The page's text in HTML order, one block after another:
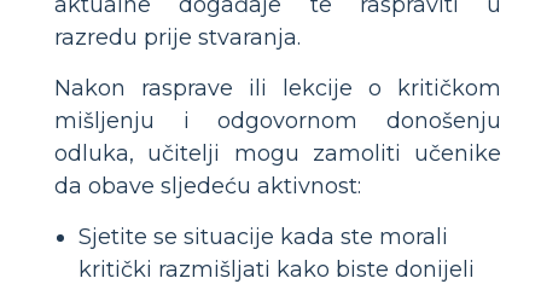
razredu prije stvaranja.
Nakon rasprave ili lekcije o kritičkom
mišljenju i odgovornom donošenju
odluka, učitelji mogu zamoliti učenike
da obave sljedeću aktivnost:
Sjetite se situacije kada ste morali
kritički razmišljati kako biste donijeli